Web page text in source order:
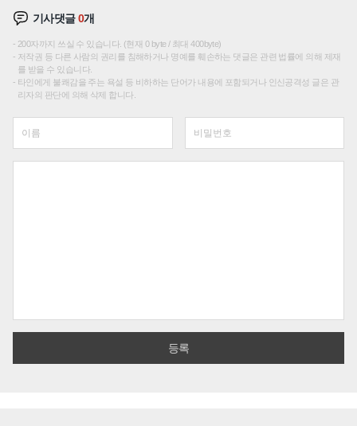
기사댓글0개
200자까지 쓰실 수 있습니다. (현재 0 byte / 최대 400byte)
저작권 등 다른 사람의 권리를 침해하거나 명예를 훼손하는 댓글은 관련 법률에 의해 제재
를 받을 수 있습니다.
타인에게 불쾌감을 주는 욕설 등 비하하는 단어가 내용에 포함되거나 인신공격성 글은 관
리자의 판단에 의해 삭제 합니다.